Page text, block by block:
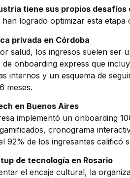
tiene sus propios desafíos
han logrado optimizar esta etapa
privada en Córdoba
salud, los ingresos suelen ser
onboarding express que
internos y un esquema de
meses.
en Buenos Aires
implementó un onboarding
cronograma
92% de los ingresantes calificó
de tecnología en Rosario
el encaje cultural, la